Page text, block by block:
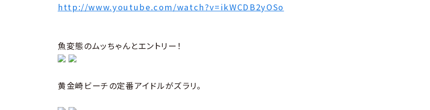
http://www.youtube.com/watch?v=ikWCDB2yOSo
魚変態のムッちゃんとエントリー！
黄金崎ビーチの定番アイドルがズラリ。